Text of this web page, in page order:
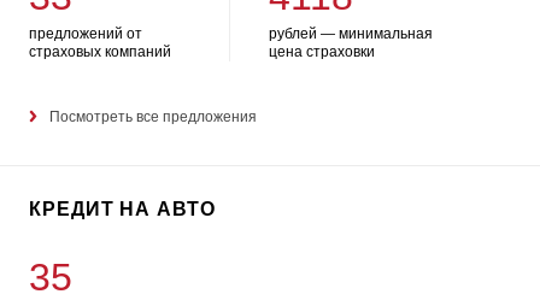
предложений от
страховых компаний
рублей — минимальная
цена страховки
Посмотреть все предложения
КРЕДИТ НА АВТО
35